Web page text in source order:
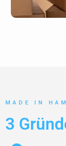
MADE IN
3